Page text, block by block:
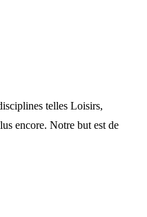
telles Loisirs,
encore. Notre but est de